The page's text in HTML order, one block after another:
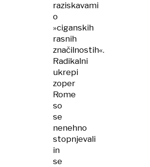
raziskavami
o
»ciganskih
rasnih
značilnostih«.
Radikalni
ukrepi
zoper
Rome
so
se
nenehno
stopnjevali
in
se